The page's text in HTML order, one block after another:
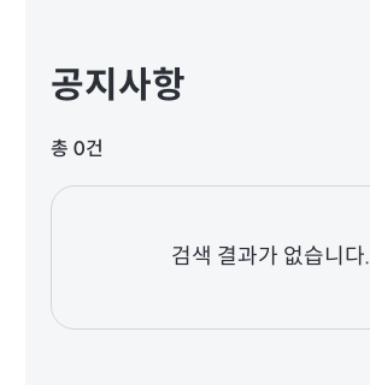
공지사항
총 0건
검색 결과가 없습니다.